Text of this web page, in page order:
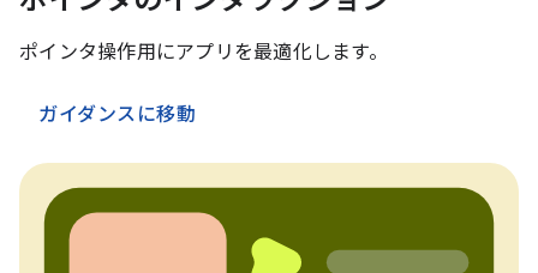
ポインタ操作用にアプリを最適化します。
ガイダンスに移動